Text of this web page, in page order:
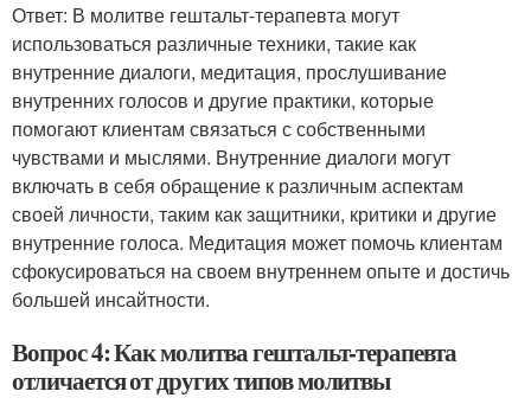
Ответ: В молитве гештальт-терапевта могут
использоваться различные техники, такие как
внутренние диалоги, медитация, прослушивание
внутренних голосов и другие практики, которые
помогают клиентам связаться с собственными
чувствами и мыслями. Внутренние диалоги могут
включать в себя обращение к различным аспектам
своей личности, таким как защитники, критики и другие
внутренние голоса. Медитация может помочь клиентам
сфокусироваться на своем внутреннем опыте и достичь
большей инсайтности.
Вопрос 4: Как молитва гештальт-терапевта
отличается от других типов молитвы